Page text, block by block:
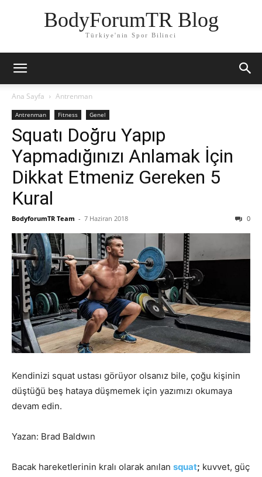
BodyForumTR Blog
Türkiye'nin Spor Bilinci
Ana Sayfa Antrenman
Antrenman Fitness Genel
Squatı Doğru Yapıp
Yapmadığınızı Anlamak İçin
Dikkat Etmeniz Gereken 5
Kural
BodyforumTR Team - 7 Haziran 2018 0
Kendinizi squat ustası görüyor olsanız bile, çoğu kişinin
düştüğü beş hataya düşmemek için yazımızı okumaya
devam edin.
Yazan: Brad Baldwın
Bacak hareketlerinin kralı olarak anılan squat; kuvvet, güç